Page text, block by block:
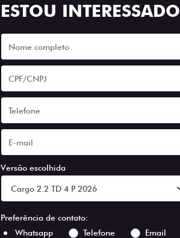
ESTOU INTERESSADO
Versão escolhida
Preferência de contato:
Whatsapp
Telefone Email